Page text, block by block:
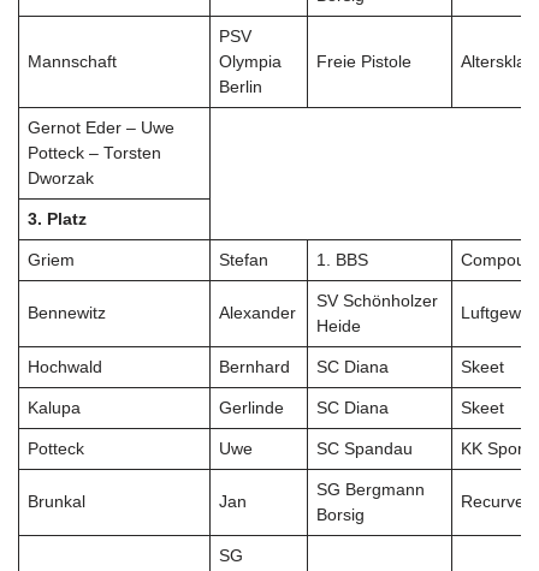
Mannschaft
PSV
Olympia
Berlin
Freie Pistole
Gernot Eder – Uwe
Potteck – Torsten
Dworzak
3. Platz
Griem Stefan 1. BBS
Bennewitz Alexander
SV Schönholzer
Heide
Hochwald Bernhard SC Diana Skeet
Kalupa Gerlinde SC Diana Skeet
Potteck Uwe SC Spandau KK
Brunkal Jan
SG Bergmann
Borsig
Recurve
SG